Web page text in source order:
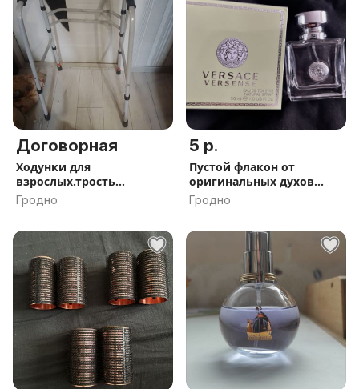
Договорная
Ходунки для
взрослых.трость
логкетывые
Гродно
5 р.
Пустой флакон от
оригинальных духов
Versace
Гродно